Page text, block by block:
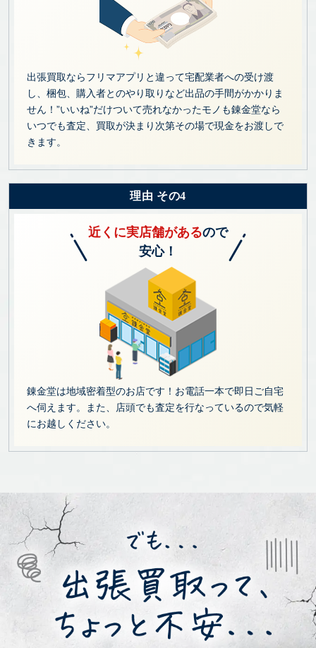
出張買取ならフリマアプリと違って宅配業者への受け渡
し、梱包、購入者とのやり取りなど出品の手間がかかりま
せん！”いいね”だけついて売れなかったモノも錬金堂なら
いつでも査定、買取が決まり次第その場で現金をお渡しで
きます。
理由 その4
近くに実店舗があるので
安心！
錬金堂は地域密着型のお店です！お電話一本で即日ご自宅
へ伺えます。また、店頭でも査定を行なっているので気軽
にお越しください。